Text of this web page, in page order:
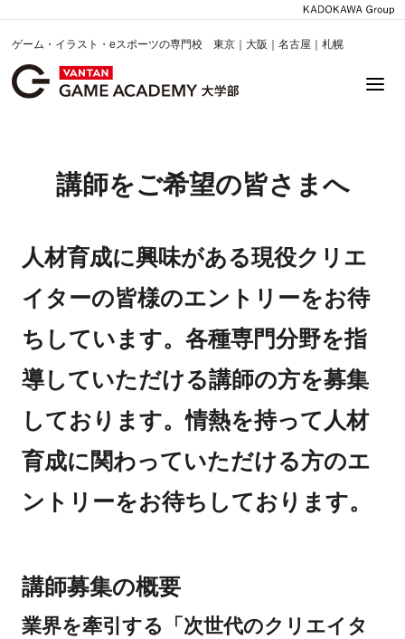
ゲーム・イラスト・eスポーツの専門校 東京｜大阪｜名古屋｜札幌
講師をご希望の皆さまへ
人材育成に興味がある現役クリエ
イターの皆様のエントリーをお待
ちしています。各種専門分野を指
導していただける講師の方を募集
しております。情熱を持って人材
育成に関わっていただける方のエ
ントリーをお待ちしております。
講師募集の概要
業界を牽引する「次世代のクリエイタ